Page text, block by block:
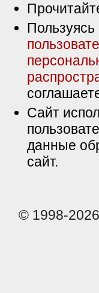
Сайт
данные
сайт.
© 1998-